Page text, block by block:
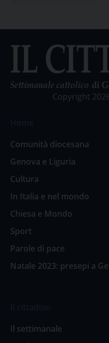
Copyright
Comunità diocesana
Genova e Liguria
Cultura
In Italia e nel mondo
Chiesa e Mondo
Sport
Parole di pace
Natale 2023: presepi a
Il settimanale